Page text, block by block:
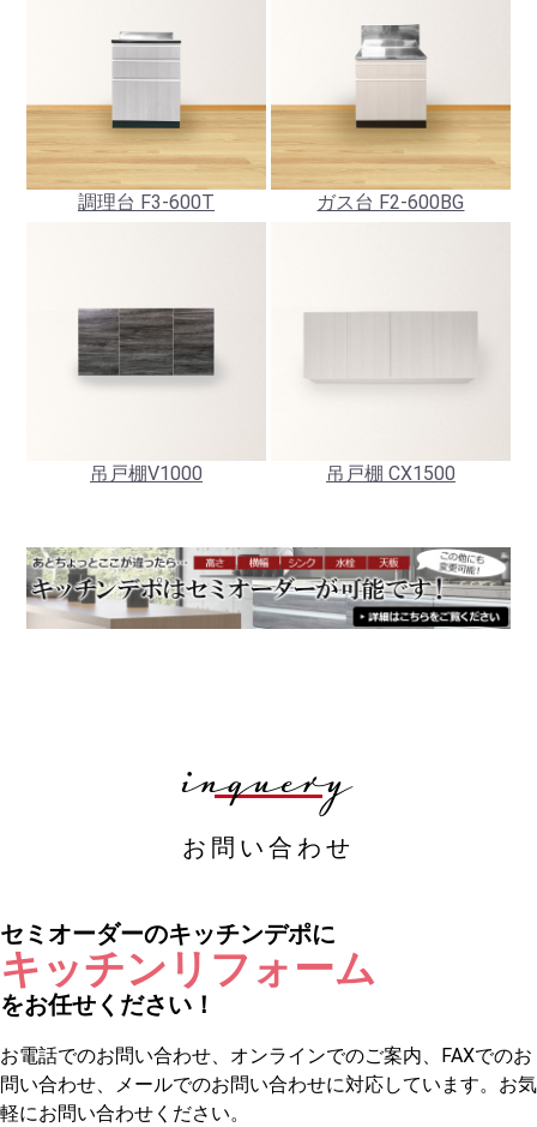
調理台 F3-600T ガス台 F2-600BG
吊戸棚V1000 吊戸棚 CX1500
inquery
お問い合わせ
セミオーダーのキッチンデポに
キッチンリフォーム
をお任せください！
お電話でのお問い合わせ、オンラインでのご案内、FAXでのお
問い合わせ、メールでのお問い合わせに対応しています。お気
軽にお問い合わせください。